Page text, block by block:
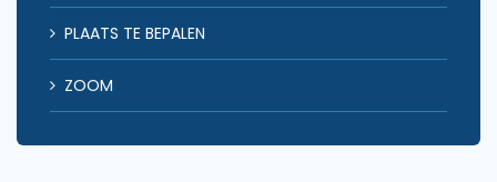
PLAATS TE BEPALEN
ZOOM